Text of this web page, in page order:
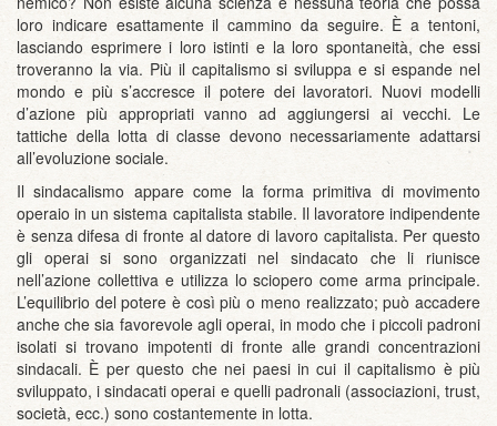
loro indicare esattamente il cammino da seguire. È a tentoni,
lasciando esprimere i loro istinti e la loro spontaneità, che essi
troveranno la via. Più il capitalismo si sviluppa e si espande nel
mondo e più s’accresce il potere dei lavoratori. Nuovi modelli
d’azione più appropriati vanno ad aggiungersi ai vecchi. Le
tattiche della lotta di classe devono necessariamente adattarsi
all’evoluzione sociale.
Il sindacalismo appare come la forma primitiva di movimento
operaio in un sistema capitalista stabile. Il lavoratore indipendente
è senza difesa di fronte al datore di lavoro capitalista. Per questo
gli operai si sono organizzati nel sindacato che li riunisce
nell’azione collettiva e utilizza lo sciopero come arma principale.
L’equilibrio del potere è così più o meno realizzato; può accadere
anche che sia favorevole agli operai, in modo che i piccoli padroni
isolati si trovano impotenti di fronte alle grandi concentrazioni
sindacali. È per questo che nei paesi in cui il capitalismo è più
sviluppato, i sindacati operai e quelli padronali (associazioni, trust,
società, ecc.) sono costantemente in lotta.